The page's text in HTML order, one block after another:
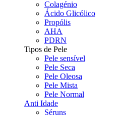
Colagénio
Ácido Glicólico
Propólis
AHA
PDRN
Tipos de Pele
Pele sensível
Pele Seca
Pele Oleosa
Pele Mista
Pele Normal
Anti Idade
Séruns